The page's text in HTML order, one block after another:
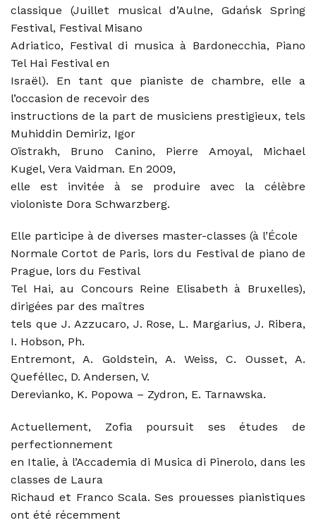
classique (Juillet musical d’Aulne, Gdańsk Spring
Festival, Festival Misano
Adriatico, Festival di musica à Bardonecchia, Piano
Tel Hai Festival en
Israël). En tant que pianiste de chambre, elle a
l’occasion de recevoir des
instructions de la part de musiciens prestigieux, tels
Muhiddin Demiriz, Igor
Oïstrakh, Bruno Canino, Pierre Amoyal, Michael
Kugel, Vera Vaidman. En 2009,
elle est invitée à se produire avec la célèbre
violoniste Dora Schwarzberg.
Elle participe à de diverses master-classes (à l’École
Normale Cortot de Paris, lors du Festival de piano de
Prague, lors du Festival
Tel Hai, au Concours Reine Elisabeth à Bruxelles),
dirigées par des maîtres
tels que J. Azzucaro, J. Rose, L. Margarius, J. Ribera,
I. Hobson, Ph.
Entremont, A. Goldstein, A. Weiss, C. Ousset, A.
Queféllec, D. Andersen, V.
Derevianko, K. Popowa – Zydron, E. Tarnawska.
Actuellement, Zofia poursuit ses études de
perfectionnement
en Italie, à l’Accademia di Musica di Pinerolo, dans les
classes de Laura
Richaud et Franco Scala. Ses prouesses pianistiques
ont été récemment